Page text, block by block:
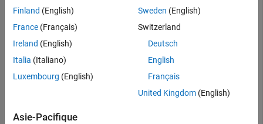
s = settings;
addSetting(g,
"OfficeNumber");
hasActiveValue(g.OfficeNumber)
ans =
   0
Finland (English)
France (Français)
Ireland (English)
Italia (Italiano)
Luxembourg (English)
Sweden (English)
Switzerland
Deutsch
English
Français
United Kingdom(English)
Asie-Pacifique